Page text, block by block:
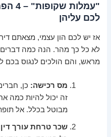
לכם עליהן
אז יש לכם הון עצמי, מצאתם
לא כל כך מהר. הנה כמה
מראש, והם הולכים לנגוס בכם
מס רכישה: כן,
זה יכול להיות כמה
מבוטל בכלל. אל
שכר טרחת עורך